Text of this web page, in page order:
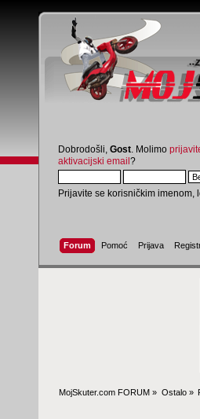
Dobrodošli, Gost . Molimo
aktivacijski email?
Prijavite se korisničkim imenom,
Forum Pomoć Prijava
MojSkuter.com FORUM » Ostalo»